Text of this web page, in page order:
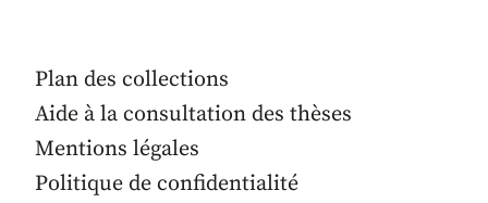
Plan des collections
Aide à la consultation des thèses
Mentions légales
Politique de confidentialité